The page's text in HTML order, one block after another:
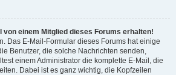
von einem Mitglied dieses Forums erhalten!
Das E-Mail-Formular dieses Forums hat einige
Benutzer, die solche Nachrichten senden,
einem Administrator die komplette E-Mail, die
Dabei ist es ganz wichtig, die Kopfzeilen